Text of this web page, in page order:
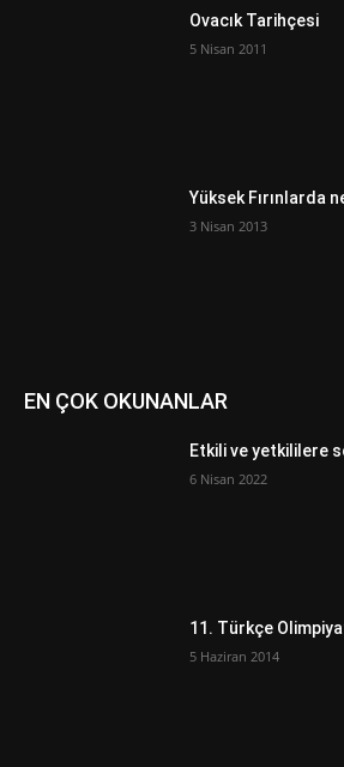
Ovacık Tarihçesi
5 Nisan 2011
Yüksek Fırınlarda
3 Nisan 2013
EN ÇOK OKUNANLAR
Etkili ve yetkililere
6 Nisan 2022
11. Türkçe
5 Haziran 2014